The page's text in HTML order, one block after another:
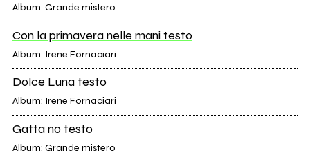
Album: Grande mistero
Con la primavera nelle mani testo
Album: Irene Fornaciari
Dolce Luna testo
Album: Irene Fornaciari
Gatta no testo
Album: Grande mistero